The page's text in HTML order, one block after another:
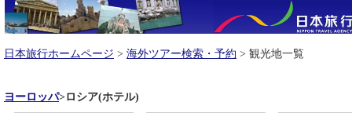
日本旅行ホームページ > 海外ツアー検索・予約 > 観光地一覧
ヨーロッパ>ロシア(ホテル)